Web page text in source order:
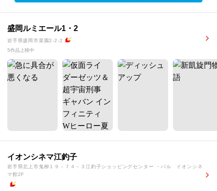
盛岡ルミエール1・2
岩手県盛岡市菜園2-2-2
5作品上映中
イオンシネマ江釣子
岩手県北上市鬼柳１９－７４－３江釣子ショッピングセンター ・パル イオンシネ
マ館2F